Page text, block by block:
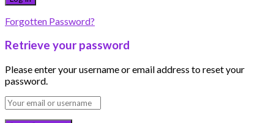
Forgotten Password?
Retrieve your password
Please enter your username or email address to reset your
password.